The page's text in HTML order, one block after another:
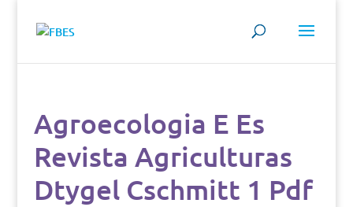
Agroecologia E Es
Revista Agriculturas
Dtygel Cschmitt 1 Pdf